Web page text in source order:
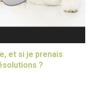
et si je prenais
?